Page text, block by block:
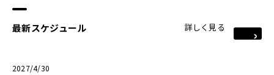
最新スケジュール 詳しく見る
2027/4/30